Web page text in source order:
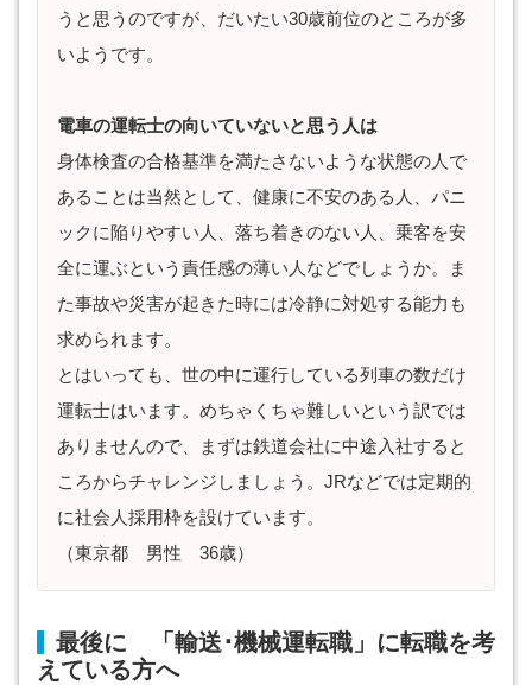
うと思うのですが、だいたい30歳前位のところが多
いようです。
電車の運転士の向いていないと思う人は
身体検査の合格基準を満たさないような状態の人で
あることは当然として、健康に不安のある人、パニ
ックに陥りやすい人、落ち着きのない人、乗客を安
全に運ぶという責任感の薄い人などでしょうか。ま
た事故や災害が起きた時には冷静に対処する能力も
求められます。
とはいっても、世の中に運行している列車の数だけ
運転士はいます。めちゃくちゃ難しいという訳では
ありませんので、まずは鉄道会社に中途入社すると
ころからチャレンジしましょう。JRなどでは定期的
に社会人採用枠を設けています。
（東京都 男性 36歳）
最後に 「輸送･機械運転職」に転職を考
えている方へ